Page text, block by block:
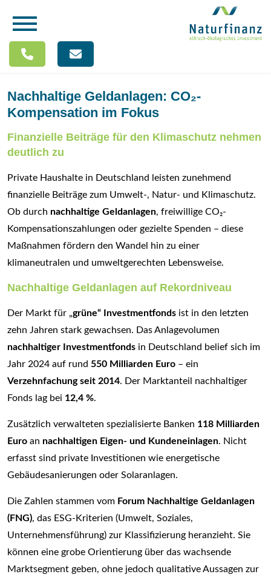
Nachhaltige Geldanlagen: CO₂-
Kompensation im Fokus
Finanzielle Beiträge für den Klimaschutz nehmen
deutlich zu
Private Haushalte in Deutschland leisten zunehmend
finanzielle Beiträge zum Umwelt-, Natur- und Klimaschutz.
Ob durch nachhaltige Geldanlagen, freiwillige CO₂-
Kompensationszahlungen oder gezielte Spenden – diese
Maßnahmen fördern den Wandel hin zu einer
klimaneutralen und umweltgerechten Lebensweise.
Nachhaltige Geldanlagen auf Rekordniveau
Der Markt für „grüne“ Investmentfonds ist in den letzten
zehn Jahren stark gewachsen. Das Anlagevolumen
nachhaltiger Investmentfonds in Deutschland belief sich im
Jahr 2024 auf rund 550 Milliarden Euro – ein
Verzehnfachung seit 2014. Der Marktanteil nachhaltiger
Fonds lag bei 12,4 %.
Zusätzlich verwalteten spezialisierte Banken 118 Milliarden
Euro an nachhaltigen Eigen- und Kundeneinlagen. Nicht
erfasst sind private Investitionen wie energetische
Gebäudesanierungen oder Solaranlagen.
Die Zahlen stammen vom Forum Nachhaltige Geldanlagen
(FNG), das ESG-Kriterien (Umwelt, Soziales,
Unternehmensführung) zur Klassifizierung heranzieht. Sie
können eine grobe Orientierung über das wachsende
Marktsegment geben, ohne jedoch qualitative Aussagen zur